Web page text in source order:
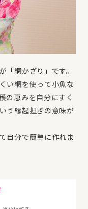
「網かざり」です。
い網を使って小魚な
の恵みを自分にすく
う縁起担ぎの意味が
自分で簡単に作れま